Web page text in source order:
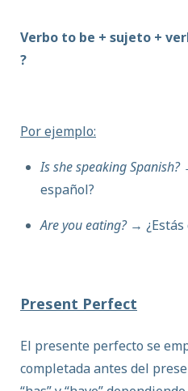
Verbo to be + sujeto +
?
Por ejemplo:
Is she speaking Spanish?
español?
Are you eating?→ ¿Estás
Present Perfect
El presente perfecto se
completada antes del